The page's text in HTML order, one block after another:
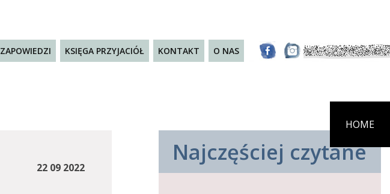
ZAPOWIEDZI KSIĘGA PRZYJACIÓŁ KONTAKT O NAS
HOME
22 09 2022
Najczęściej czytane